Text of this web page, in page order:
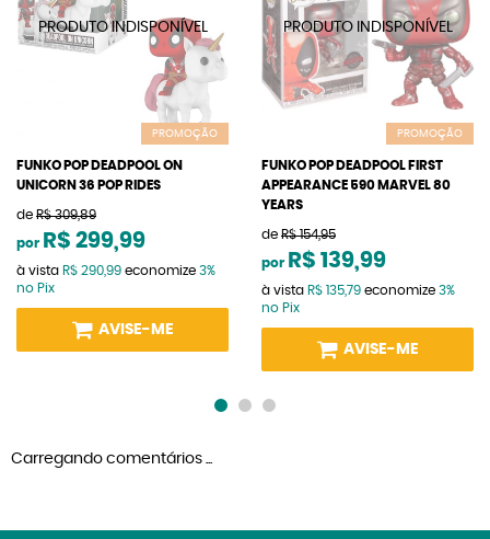
PROMOÇÃO
FUNKO POP DEADPOOL ON
UNICORN 36 POP RIDES
de R$ 309,89
por R$ 299,99
à vista R$ 290,99 economize 3%
no Pix
AVISE-ME
PROMOÇÃO
FUNKO POP DEADPOOL FIRST
APPEARANCE 590 MARVEL 80
YEARS
de R$ 154,95
por R$ 139,99
à vista R$ 135,79 economize 3%
no Pix
AVISE-ME
Carregando comentários ...